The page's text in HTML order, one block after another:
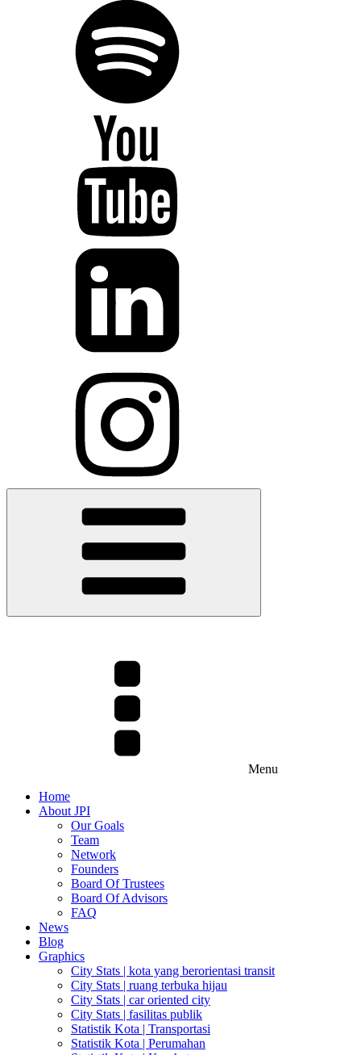
Menu
Home
About JPI
Our Goals
Team
Network
Founders
Board Of Trustees
Board Of Advisors
FAQ
News
Blog
Graphics
City Stats | kota yang berorientasi transit
City Stats | ruang terbuka hijau
City Stats | car oriented city
City Stats | fasilitas publik
Statistik Kota | Transportasi
Statistik Kota | Perumahan